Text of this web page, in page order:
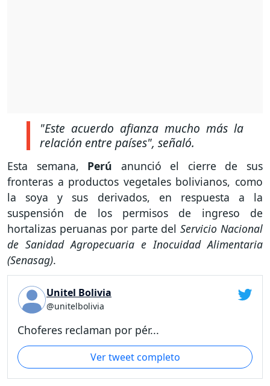
"Este acuerdo afianza mucho más la
relación entre países", señaló.
Esta semana, Perú anunció el cierre de sus
fronteras a productos vegetales bolivianos, como
la soya y sus derivados, en respuesta a la
suspensión de los permisos de ingreso de
hortalizas peruanas por parte delServicio Nacional
de Sanidad Agropecuaria e Inocuidad Alimentaria
(Senasag).
Unitel Bolivia
@unitelbolivia
Choferes reclaman por pér...
Ver tweet completo